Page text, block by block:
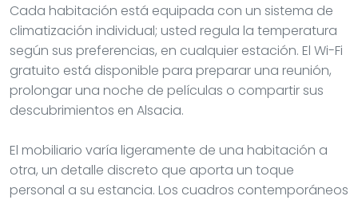
Cada habitación está equipada con un sistema de
climatización individual; usted regula la temperatura
según sus preferencias, en cualquier estación. El Wi-Fi
gratuito está disponible para preparar una reunión,
prolongar una noche de películas o compartir sus
descubrimientos en Alsacia.
El mobiliario varía ligeramente de una habitación a
otra, un detalle discreto que aporta un toque
personal a su estancia. Los cuadros contemporáneos